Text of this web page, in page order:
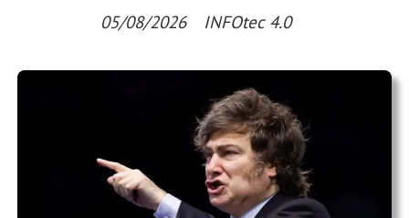
INFOtec 4.0
05/08/2026